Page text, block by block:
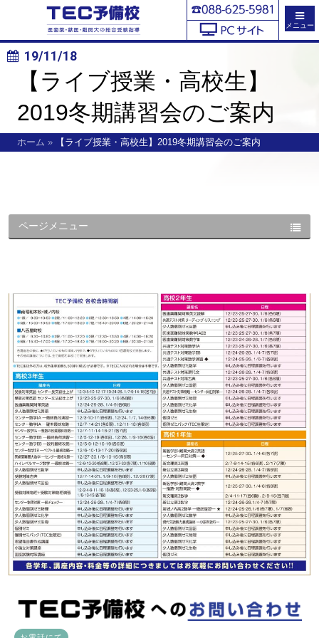
メニュー
19/11/18
【ライブ授業・高校生】
2019冬期講習会のご案内
ホーム » 【ライブ授業・高校生】2019冬期講習会のご案内
ページメニュー